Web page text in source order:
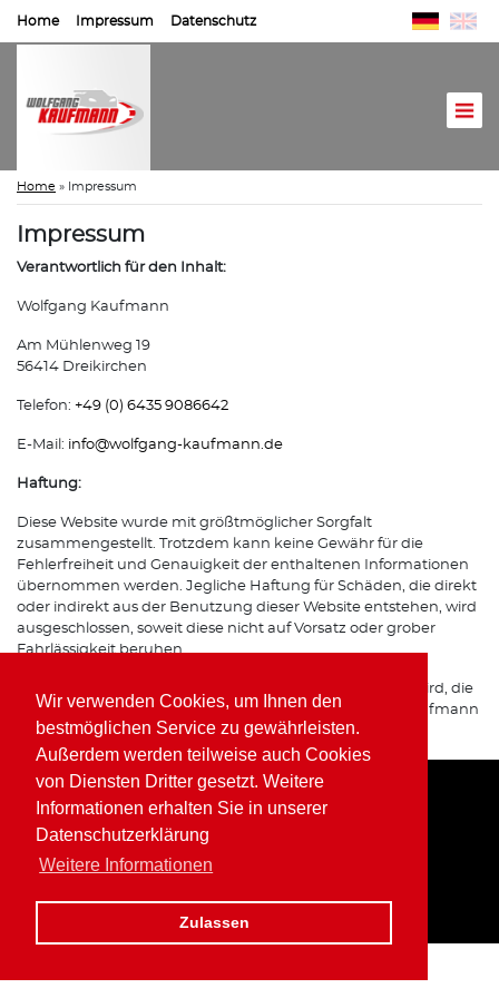
Wir verwenden Cookies, um Ihnen den
bestmöglichen Service zu gewährleisten.
Außerdem werden teilweise auch Cookies
von Diensten Dritter gesetzt. Weitere
Informationen erhalten Sie in unserer
Datenschutzerklärung
Weitere Informationen
Zulassen
Home Impressum Datenschutz
Home » Impressum
Impressum
Verantwortlich für den Inhalt:
Wolfgang Kaufmann
Am Mühlenweg 19
56414 Dreikirchen
Telefon: +49 (0) 6435 9086642
E-Mail: info@wolfgang-kaufmann.de
Haftung:
Diese Website wurde mit größtmöglicher Sorgfalt
zusammengestellt. Trotzdem kann keine Gewähr für die
Fehlerfreiheit und Genauigkeit der enthaltenen Informationen
übernommen werden. Jegliche Haftung für Schäden, die direkt
oder indirekt aus der Benutzung dieser Website entstehen, wird
ausgeschlossen, soweit diese nicht auf Vorsatz oder grober
Fahrlässigkeit beruhen.
Sofern von dieser Website auf Internetseiten verwiesen wird, die
von Dritten betrieben werden, übernimmt Wolfgang Kaufmann
keine Verantwortung für deren Inhalte.
Home Impressum Datenschutz